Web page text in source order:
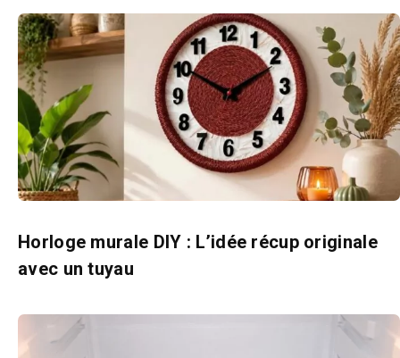
Horloge murale DIY : L’idée récup originale
avec un tuyau